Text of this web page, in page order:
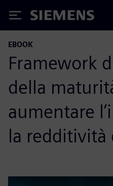
Siemens
EBOOK
Framework
della
aumentare
la redditività